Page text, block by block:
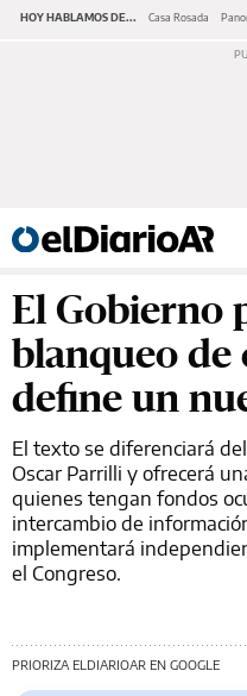
HOY HABLAMOS DE... Casa Rosada
El Gobierno
blanqueo de
define un
El texto se diferenciará
Oscar Parrilli y ofrecerá
quienes tengan fondos
intercambio de
implementará
el Congreso.
PRIORIZA ELDIARIOAR EN GOOGLE